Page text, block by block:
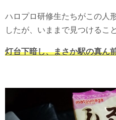
ハロプロ研修生たちがこの人
したが、いままで見つけるこ
灯台下暗し、まさか駅の真ん